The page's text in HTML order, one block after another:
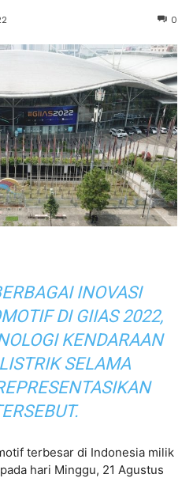
0
INOVASI
DI GIIAS 2022,
KENDARAAN
SELAMA
terbesar di Indonesia milik
hari Minggu, 21 Agustus